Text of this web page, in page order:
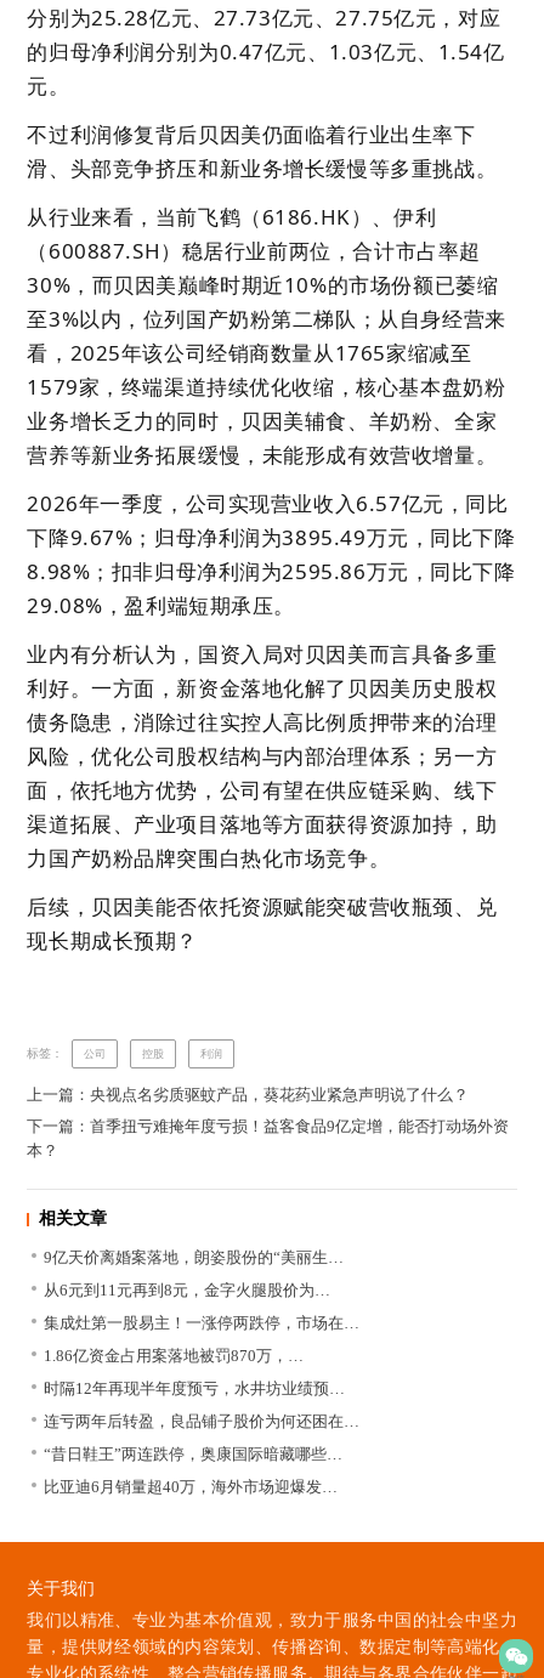
分别为25.28亿元、27.73亿元、27.75亿元，对应
的归母净利润分别为0.47亿元、1.03亿元、1.54亿
元。
不过利润修复背后贝因美仍面临着行业出生率下
滑、头部竞争挤压和新业务增长缓慢等多重挑战。
从行业来看，当前飞鹤（6186.HK）、伊利
（600887.SH）稳居行业前两位，合计市占率超
30%，而贝因美巅峰时期近10%的市场份额已萎缩
至3%以内，位列国产奶粉第二梯队；从自身经营来
看，2025年该公司经销商数量从1765家缩减至
1579家，终端渠道持续优化收缩，核心基本盘奶粉
业务增长乏力的同时，贝因美辅食、羊奶粉、全家
营养等新业务拓展缓慢，未能形成有效营收增量。
2026年一季度，公司实现营业收入6.57亿元，同比
下降9.67%；归母净利润为3895.49万元，同比下降
8.98%；扣非归母净利润为2595.86万元，同比下降
29.08%，盈利端短期承压。
业内有分析认为，国资入局对贝因美而言具备多重
利好。一方面，新资金落地化解了贝因美历史股权
债务隐患，消除过往实控人高比例质押带来的治理
风险，优化公司股权结构与内部治理体系；另一方
面，依托地方优势，公司有望在供应链采购、线下
渠道拓展、产业项目落地等方面获得资源加持，助
力国产奶粉品牌突围白热化市场竞争。
后续，贝因美能否依托资源赋能突破营收瓶颈、兑
现长期成长预期？
标签： 公司 控股 利润
上一篇：央视点名劣质驱蚊产品，葵花药业紧急声明说了什么？
下一篇：首季扭亏难掩年度亏损！益客食品9亿定增，能否打动场外资
本？
相关文章
9亿天价离婚案落地，朗姿股份的“美丽生…
从6元到11元再到8元，金字火腿股价为…
集成灶第一股易主！一涨停两跌停，市场在…
1.86亿资金占用案落地被罚870万，…
时隔12年再现半年度预亏，水井坊业绩预…
连亏两年后转盈，良品铺子股价为何还困在…
“昔日鞋王”两连跌停，奥康国际暗藏哪些…
比亚迪6月销量超40万，海外市场迎爆发…
关于我们
我们以精准、专业为基本价值观，致力于服务中国的社会中坚力
量，提供财经领域的内容策划、传播咨询、数据定制等高端化、
专业化的系统性、整合营销传播服务。期待与各界合作伙伴一起